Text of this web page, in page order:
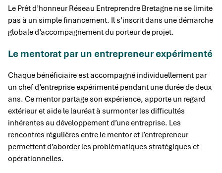
Le Prêt d’honneur Réseau Entreprendre Bretagne ne se limite
pas à un simple financement. Il s’inscrit dans une démarche
globale d’accompagnement du porteur de projet.
Le mentorat par un entrepreneur expérimenté
Chaque bénéficiaire est accompagné individuellement par
un chef d’entreprise expérimenté pendant une durée de deux
ans. Ce mentor partage son expérience, apporte un regard
extérieur et aide le lauréat à surmonter les difficultés
inhérentes au développement d’une entreprise. Les
rencontres régulières entre le mentor et l’entrepreneur
permettent d’aborder les problématiques stratégiques et
opérationnelles.